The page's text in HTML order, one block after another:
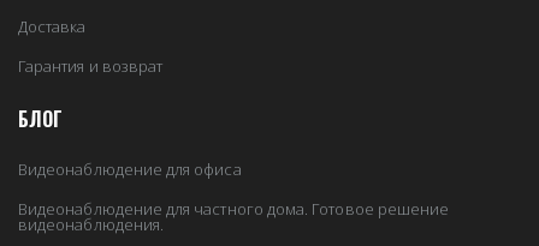
Доставка
Гарантия и возврат
БЛОГ
Видеонаблюдение для офиса
Видеонаблюдение для частного дома. Готовое решение
видеонаблюдения.